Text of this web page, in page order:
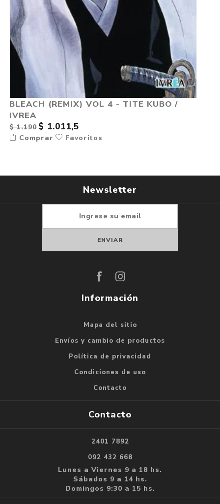
BLEACH (REMIX) VOL 4 - TITE KUBO /
IVREA
$ 1.190 $ 1.011,5
Comprar Favoritos
Newsletter
Información
Mapa del sitio
Envíos y cambio de productos
Política de privacidad
Condiciones de uso
Contacto
Contacto
2401 7892
092 432 668
Lunes a Viernes 9 a 18 hs.
Sábados 9 a 14 hs.
Domingos 9:30 a 15 hs.